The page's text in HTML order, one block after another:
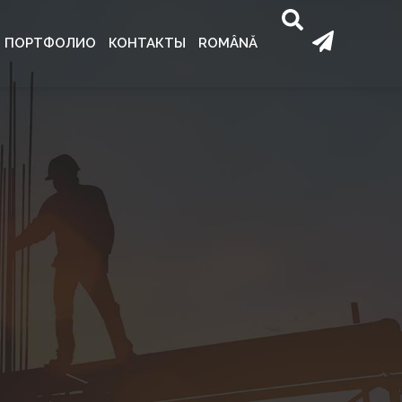
ПОРТФОЛИО КОНТАКТЫ ROMÂNĂ